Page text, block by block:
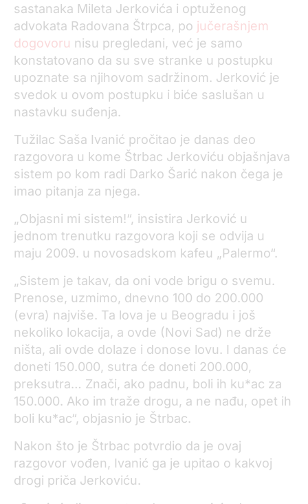
sastanaka Mileta Jerkovića i optuženog
advokata Radovana Štrpca, po jučerašnjem
dogovoru nisu pregledani, već je samo
konstatovano da su sve stranke u postupku
upoznate sa njihovom sadržinom. Jerković je
svedok u ovom postupku i biće saslušan u
nastavku suđenja.
Tužilac Saša Ivanić pročitao je danas deo
razgovora u kome Štrbac Jerkoviću objašnjava
sistem po kom radi Darko Šarić nakon čega je
imao pitanja za njega.
„Objasni mi sistem!“, insistira Jerković u
jednom trenutku razgovora koji se odvija u
maju 2009. u novosadskom kafeu „Palermo“.
„Sistem je takav, da oni vode brigu o svemu.
Prenose, uzmimo, dnevno 100 do 200.000
(evra) najviše. Ta lova je u Beogradu i još
nekoliko lokacija, a ovde (Novi Sad) ne drže
ništa, ali ovde dolaze i donose lovu. I danas će
doneti 150.000, sutra će doneti 200.000,
preksutra… Znači, ako padnu, boli ih ku*ac za
150.000. Ako im traže drogu, a ne nađu, opet ih
boli ku*ac“, objasnio je Štrbac.
Nakon što je Štrbac potvrdio da je ovaj
razgovor vođen, Ivanić ga je upitao o kakvoj
drogi priča Jerkoviću.